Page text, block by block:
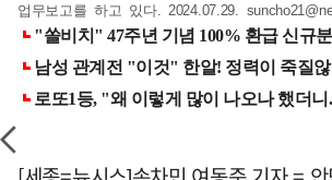
업무보고를 하고 있다. 2024.07.29.